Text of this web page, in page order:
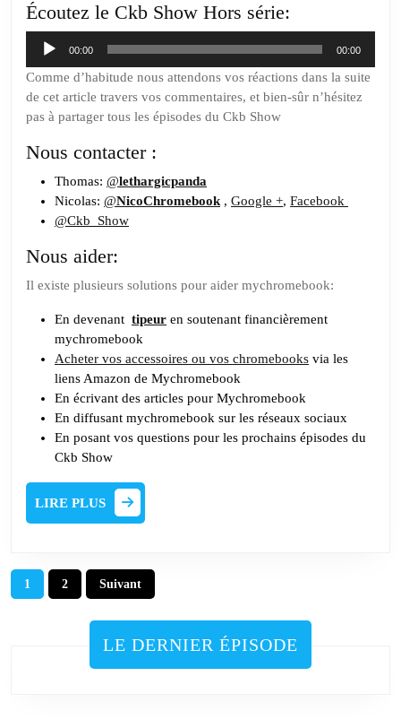
Écoutez le Ckb Show Hors série:
Lecteur
audio
00:00 00:00
Comme d’habitude nous attendons vos réactions dans la suite
de cet article travers vos commentaires, et bien-sûr n’hésitez
pas à partager tous les épisodes du Ckb Show
Nous contacter :
Thomas: @lethargicpanda
Nicolas: @NicoChromebook , Google +, Facebook
@Ckb_Show
Nous aider:
Il existe plusieurs solutions pour aider mychromebook:
En devenant tipeur en soutenant financièrement
mychromebook
Acheter vos accessoires ou vos chromebooks via les
liens Amazon de Mychromebook
En écrivant des articles pour Mychromebook
En diffusant mychromebook sur les réseaux sociaux
En posant vos questions pour les prochains épisodes du
Ckb Show
LIRE PLUS
PLUS
Pagination
des
publications
1 2 Suivant
LE DERNIER ÉPISODE